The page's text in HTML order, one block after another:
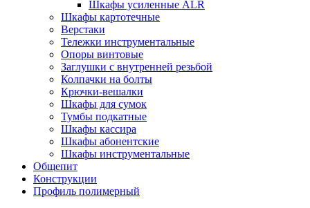
Шкафы усиленные ALR
Шкафы картотечные
Верстаки
Тележки инструментальные
Опоры винтовые
Заглушки с внутренней резьбой
Колпачки на болты
Крючки-вешалки
Шкафы для сумок
Тумбы подкатные
Шкафы кассира
Шкафы абонентские
Шкафы инструментальные
Общепит
Конструкции
Профиль полимерный